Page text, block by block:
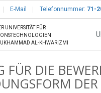
E-Mail Telefonnummer: 71-
UNIVERSITÄT FÜR
AL-KHWARIZMI
FÜR DIE